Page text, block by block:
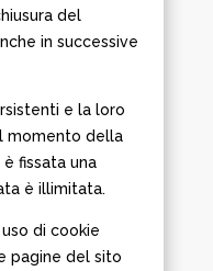
del
in successive
e la loro
momento della
fissata una
è illimitata.
di cookie
pagine del sito